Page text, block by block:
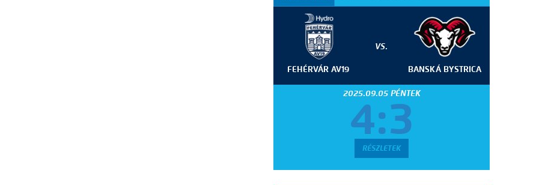
FEHÉRVÁR AV19
VS.
BANSKÁ BYSTRICA
2025.09.05 PÉNTEK
4:3
RÉSZLETEK